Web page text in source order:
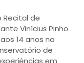
Recital de
Vinícius Pinho.
14 anos na
de
em